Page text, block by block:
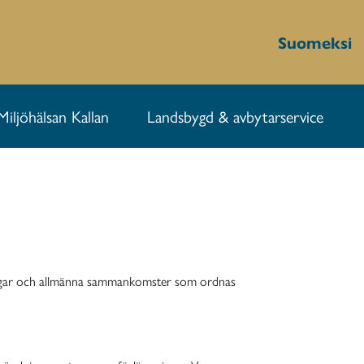
Suomeksi
Kallan Landsbygd & avbytarservice
och allmänna sammankomster som ordnas